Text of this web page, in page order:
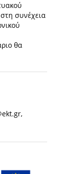
στη συνέχεια
θα
,